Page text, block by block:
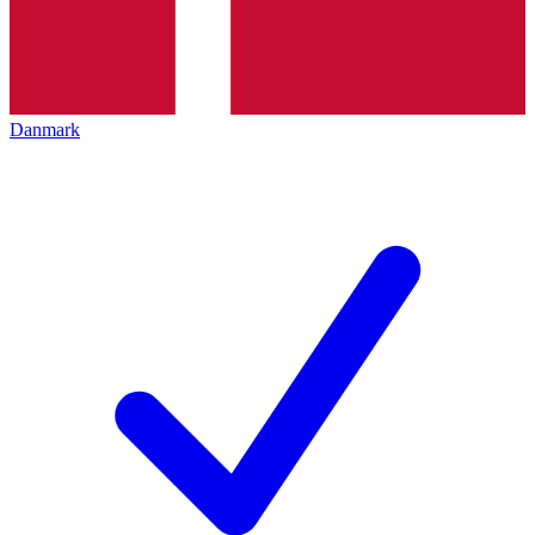
Danmark